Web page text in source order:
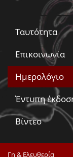
Ταυτότητα
Επικοινωνία
Ημερολόγιο
Έντυπη
Βίντεο
Γη & Ελευθερία